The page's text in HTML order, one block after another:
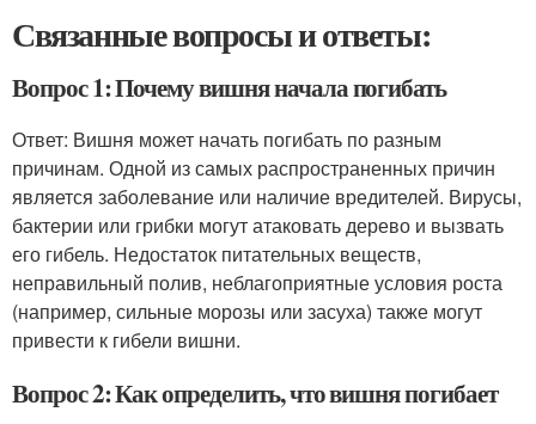
Связанные вопросы и ответы:
Вопрос 1: Почему вишня начала погибать
Ответ: Вишня может начать погибать по разным
причинам. Одной из самых распространенных причин
является заболевание или наличие вредителей. Вирусы,
бактерии или грибки могут атаковать дерево и вызвать
его гибель. Недостаток питательных веществ,
неправильный полив, неблагоприятные условия роста
(например, сильные морозы или засуха) также могут
привести к гибели вишни.
Вопрос 2: Как определить, что вишня погибает